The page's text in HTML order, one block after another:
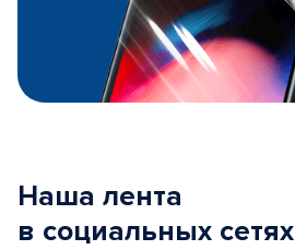
Наша лента
в социальных сетях